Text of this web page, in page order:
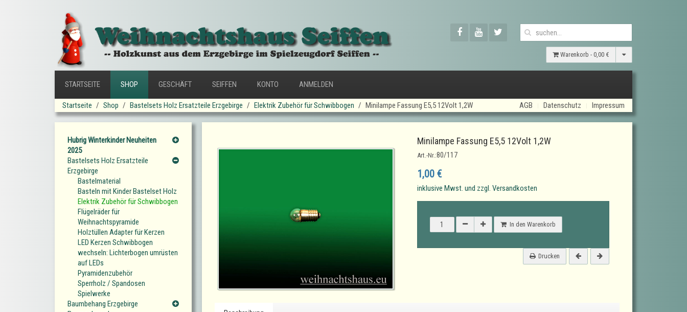
Warenkorb - 0,00 €
STARTSEITE SHOP GESCHÄFT SEIFFEN KONTO ANMELDEN
Startseite Shop Bastelsets Holz Ersatzteile Erzgebirge Elektrik Zubehör für Schwibbogen Minilampe Fassung E5,5 12Volt 1,2W AGB Datenschutz Impressum
Minilampe Fassung E5,5 12Volt 1,2W
Art.-Nr.:80/117
1,00 €
inklusive Mwst. und zzgl. Versandkosten
In den Warenkorb
Drucken
Hubrig Winterkinder Neuheiten
2025
Bastelsets Holz Ersatzteile
Erzgebirge
Bastelmaterial
Basteln mit Kinder Bastelset Holz
Elektrik Zubehör für Schwibbogen
Flügelräder für
Weihnachtspyramide
Holztüllen Adapter für Kerzen
LED Kerzen Schwibbogen
wechseln: Lichterbogen umrüsten
auf LEDs
Pyramidenzubehör
Sperrholz / Spandosen
Spielwerke
Baumbehang Erzgebirge